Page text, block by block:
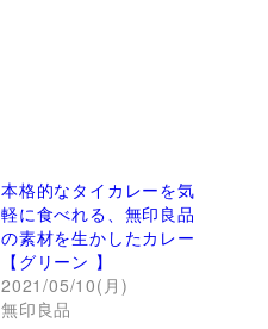
本格的なタイカレーを気
軽に食べれる、無印良品
の素材を生かしたカレー
【グリーン 】
2021/05/10(月)
無印良品